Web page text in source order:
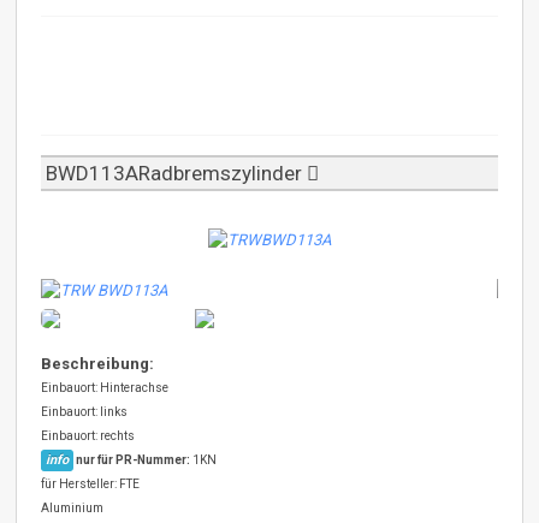
BWD113ARadbremszylinder
Beschreibung:
Einbauort: Hinterachse
Einbauort: links
Einbauort: rechts
info nur für PR-Nummer: 1KN
für Hersteller: FTE
Aluminium